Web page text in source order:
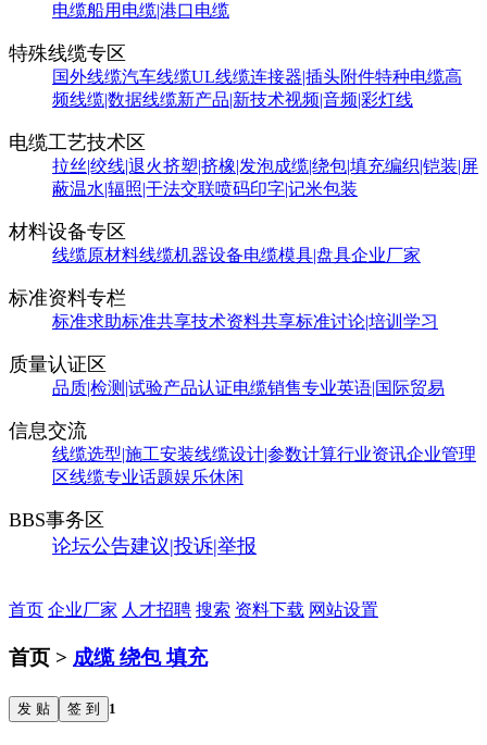
电缆船用电缆|港口电缆
特殊线缆专区
国外线缆汽车线缆UL线缆连接器|插头附件特种电缆高
频线缆|数据线缆新产品|新技术视频|音频|彩灯线
电缆工艺技术区
拉丝|绞线|退火挤塑|挤橡|发泡成缆|绕包|填充编织|铠装|屏
蔽温水|辐照|干法交联喷码印字|记米包装
材料设备专区
线缆原材料线缆机器设备电缆模具|盘具企业厂家
标准资料专栏
标准求助标准共享技术资料共享标准讨论|培训学习
质量认证区
品质|检测|试验产品认证电缆销售专业英语|国际贸易
信息交流
线缆选型|施工安装线缆设计|参数计算行业资讯企业管理
区线缆专业话题娱乐休闲
BBS事务区
论坛公告建议|投诉|举报
首页 企业厂家 人才招聘 搜索 资料下载 网站设置
首页 > 成缆 绕包 填充
发 贴 签 到 1